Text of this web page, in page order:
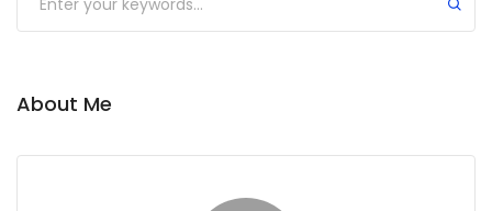
About Me